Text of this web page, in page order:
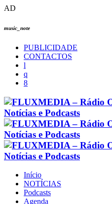
AD
music_note
PUBLICIDADE
CONTACTOS
Início
NOTÍCIAS
Podcasts
Agenda